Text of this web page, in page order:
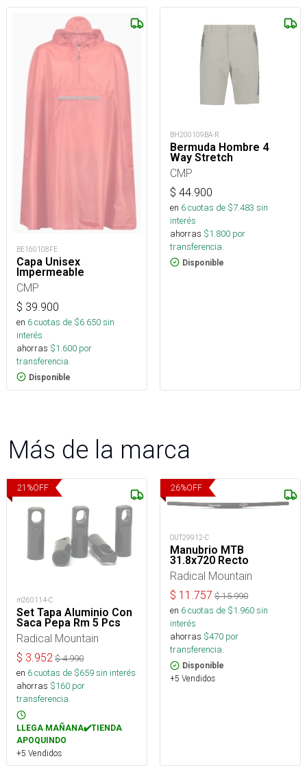
BE160108FE
Capa Unisex
Impermeable
CMP
$ 39.900
en 6cuotas de $6.650sin
interés
ahorras $1.600 por
transferencia.
Disponible
BH200109BA-R
Bermuda Hombre 4
Way Stretch
CMP
$ 44.900
en 6cuotas de $7.483 sin
interés
ahorras $1.800 por
transferencia.
Disponible
Más de la marca
21 %OFF
m260114-C
Set Tapa Aluminio Con
Saca Pepa Rm 5 Pcs
Radical Mountain
$ 3.952 $4.990
en 6cuotas de $659sin interés
ahorras $160 por
transferencia.
LLEGA MAÑANA✔️TIENDA
APOQUINDO
+5 Vendidos
26%OFF
OUT29912-C
Manubrio MTB
31.8x720 Recto
Radical Mountain
$ 11.757 $15.990
en 6cuotas de $1.960sin
interés
ahorras $470 por
transferencia.
Disponible
+5 Vendidos